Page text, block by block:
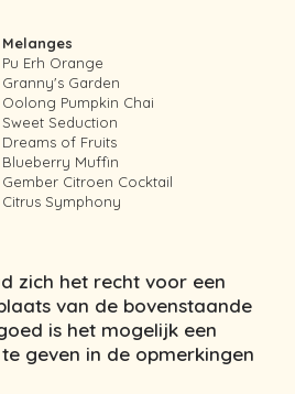
Melanges
Pu Erh Orange
Granny's Garden
Oolong Pumpkin Chai
Sweet Seduction
Dreams of Fruits
Blueberry Muffin
Gember Citroen Cocktail
Citrus Symphony
zich het recht voor een
van de bovenstaande
is het mogelijk een
geven in de opmerkingen